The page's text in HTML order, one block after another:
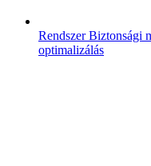
RendszerBiztonsági
optimalizálás